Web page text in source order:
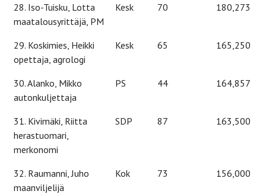
28. Iso-Tuisku, Lotta
maatalousyrittäjä, PM
Kesk 70 180,273
29. Koskimies, Heikki
opettaja, agrologi
Kesk 65 165,250
30. Alanko, Mikko
autonkuljettaja
PS 44 164,857
31. Kivimäki, Riitta
herastuomari,
merkonomi
SDP 87 163,500
32. Raumanni, Juho
maanviljelijä
Kok 73 156,000